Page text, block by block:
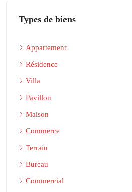
Types de biens
Appartement
Résidence
Villa
Pavillon
Maison
Commerce
Terrain
Bureau
Commercial